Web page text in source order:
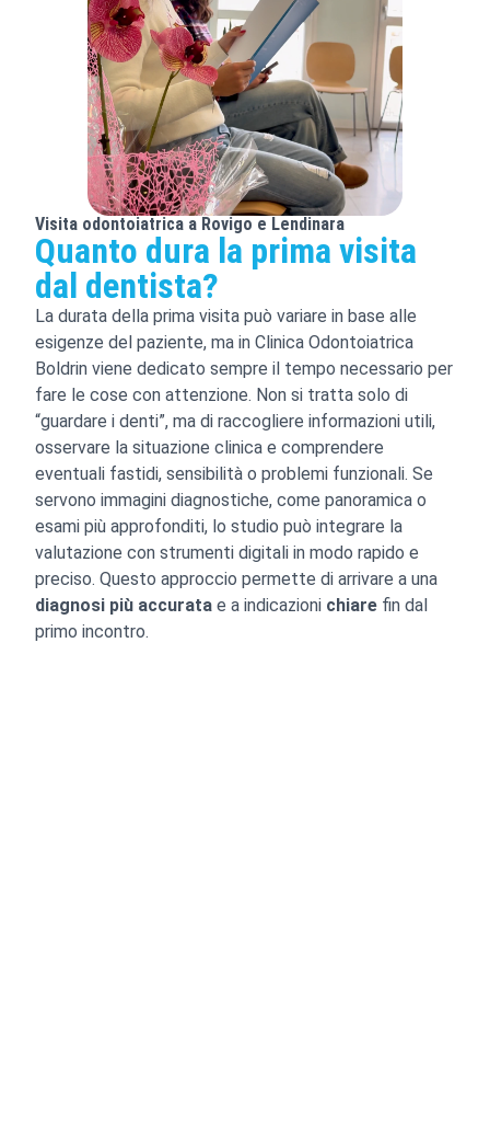
Visita odontoiatrica a Rovigo e Lendinara
Quanto dura la prima visita
dal dentista?
La durata della prima visita può variare in base alle
esigenze del paziente, ma in Clinica Odontoiatrica
Boldrin viene dedicato sempre il tempo necessario per
fare le cose con attenzione. Non si tratta solo di
“guardare i denti”, ma di raccogliere informazioni utili,
osservare la situazione clinica e comprendere
eventuali fastidi, sensibilità o problemi funzionali. Se
servono immagini diagnostiche, come panoramica o
esami più approfonditi, lo studio può integrare la
valutazione con strumenti digitali in modo rapido e
preciso. Questo approccio permette di arrivare a una
diagnosi più accurata e a indicazioni chiare fin dal
primo incontro.